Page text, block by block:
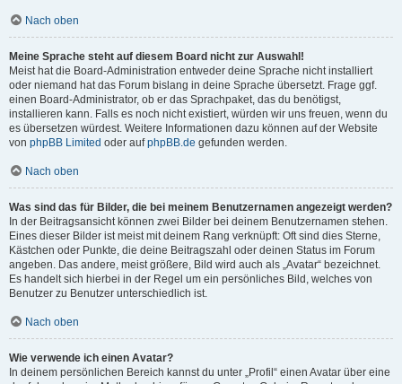
Nach oben
Meine Sprache steht auf diesem Board nicht zur Auswahl!
Meist hat die Board-Administration entweder deine Sprache nicht installiert
oder niemand hat das Forum bislang in deine Sprache übersetzt. Frage ggf.
einen Board-Administrator, ob er das Sprachpaket, das du benötigst,
installieren kann. Falls es noch nicht existiert, würden wir uns freuen, wenn du
es übersetzen würdest. Weitere Informationen dazu können auf der Website
von phpBB Limited oder aufphpBB.de gefunden werden.
Nach oben
Was sind das für Bilder, die bei meinem Benutzernamen angezeigt werden?
In der Beitragsansicht können zwei Bilder bei deinem Benutzernamen stehen.
Eines dieser Bilder ist meist mit deinem Rang verknüpft: Oft sind dies Sterne,
Kästchen oder Punkte, die deine Beitragszahl oder deinen Status im Forum
angeben. Das andere, meist größere, Bild wird auch als „Avatar“ bezeichnet.
Es handelt sich hierbei in der Regel um ein persönliches Bild, welches von
Benutzer zu Benutzer unterschiedlich ist.
Nach oben
Wie verwende ich einen Avatar?
In deinem persönlichen Bereich kannst du unter „Profil“ einen Avatar über eine